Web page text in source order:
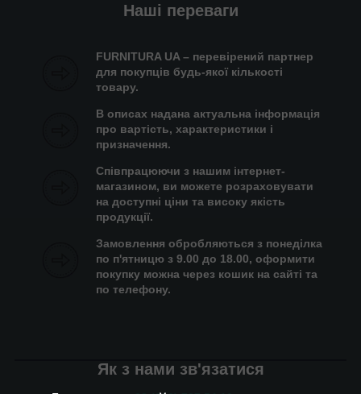
Наші переваги
FURNITURA UA – перевірений партнер
для покупців будь-якої кількості
товару.
В описах надана актуальна інформація
про вартість, характеристики і
призначення.
Співпрацюючи з нашим інтернет-
магазином, ви можете розраховувати
на доступні ціни та високу якість
продукції.
Замовлення обробляються з понеділка
по п'ятницю з 9.00 до 18.00, оформити
покупку можна через кошик на сайті та
по телефону.
Як з нами зв'язатися